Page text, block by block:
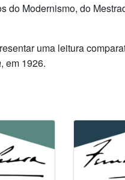
do Modernismo, do
uma leitura
, em 1926.